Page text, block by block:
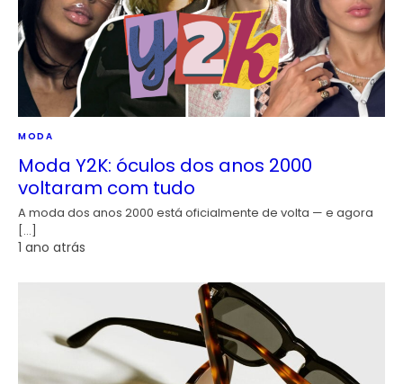
MODA
Moda Y2K: óculos dos anos 2000
voltaram com tudo
A moda dos anos 2000 está oficialmente de volta — e agora
[…]
1 ano atrás